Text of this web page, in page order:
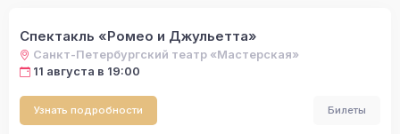
Спектакль «Ромео и Джульетта»
Санкт-Петербургский театр «Мастерская»
11 августа в 19:00
Узнать подробности Билеты